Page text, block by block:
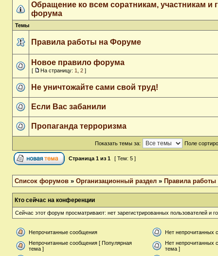
Обращение ко всем соратникам, участникам и
форума
Темы
Правила работы на Форуме
Новое правило форума
[ На страницу: 1 2 ]
Не уничтожайте сами свой труд!
Если Вас забанили
Пропаганда терроризма
Показать темы за: Поле
Страница 1 из 1 [ Тем: 5 ]
Список форумов » Организационный раздел » Правила
Кто сейчас на конференции
Сейчас этот форум просматривают: нет зарегистрированных пользователей и
Непрочитанные сообщения
Нет непрочитанных
Непрочитанные сообщения [ Популярная
тема ]
Нет непрочитанных
тема ]